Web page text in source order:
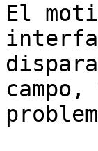
El